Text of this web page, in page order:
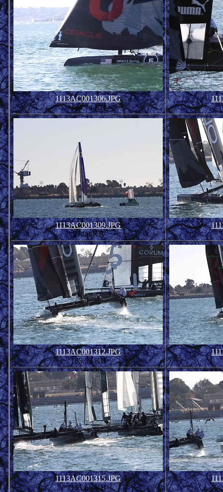
1113AC001306.JPG
124.74 KB
1113AC001309.JPG
97.90 KB
1113AC001312.JPG
185.53 KB
1113AC001315.JPG
195.66 KB